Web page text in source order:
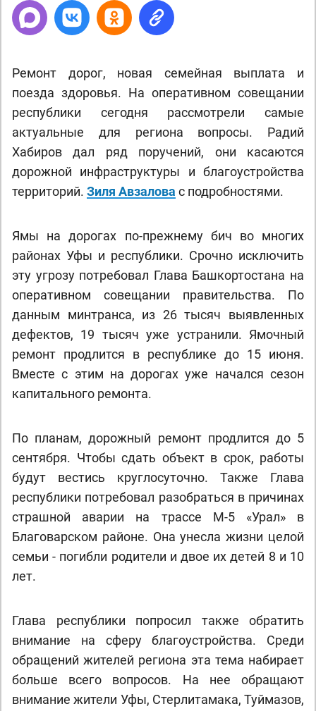
Ремонт дорог, новая семейная выплата и
поезда здоровья. На оперативном совещании
республики сегодня рассмотрели самые
актуальные для региона вопросы. Радий
Хабиров дал ряд поручений, они касаются
дорожной инфраструктуры и благоустройства
территорий. Зиля Авзалова с подробностями.
Ямы на дорогах по-прежнему бич во многих
районах Уфы и республики. Срочно исключить
эту угрозу потребовал Глава Башкортостана на
оперативном совещании правительства. По
данным минтранса, из 26 тысяч выявленных
дефектов, 19 тысяч уже устранили. Ямочный
ремонт продлится в республике до 15 июня.
Вместе с этим на дорогах уже начался сезон
капитального ремонта.
По планам, дорожный ремонт продлится до 5
сентября. Чтобы сдать объект в срок, работы
будут вестись круглосуточно. Также Глава
республики потребовал разобраться в причинах
страшной аварии на трассе М-5 «Урал» в
Благоварском районе. Она унесла жизни целой
семьи - погибли родители и двое их детей 8 и 10
лет.
Глава республики попросил также обратить
внимание на сферу благоустройства. Среди
обращений жителей региона эта тема набирает
больше всего вопросов. На нее обращают
внимание жители Уфы, Стерлитамака, Туймазов,